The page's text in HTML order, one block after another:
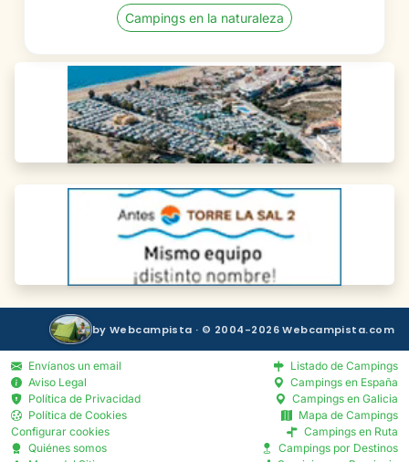
Campings en la naturaleza
by Webcampista · © 2004-2026 Webcampista.com
Envíanos un email
Aviso Legal
Política de Privacidad
Política de Cookies
Configurar cookies
Quiénes somos
Listado de Campings
Campings en España
Campings en Galicia
Mapa de Campings
Campings en Ruta
Campings por Destinos